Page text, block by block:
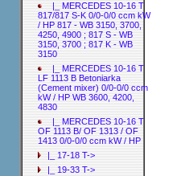
|_ MERCEDES 10-16 T
817/817 S-K 0/0-0/0 ccm kW
/ HP 817 - WB 3150, 3700,
4250, 4900 ; 817 S - WB
3150, 3700 ; 817 K - WB
3150
|_ MERCEDES 10-16 T
LF 1113 B Betoniarka
(Cement mixer) 0/0-0/0 ccm
kW / HP WB 3600, 4200,
4830
|_ MERCEDES 10-16 T
OF 1113 B/ OF 1313 / OF
1413 0/0-0/0 ccm kW / HP
|_ 17-18 T->
|_ 19-33 T->